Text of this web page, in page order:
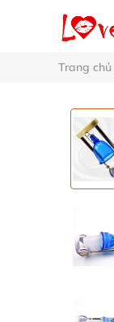
Trang chủ